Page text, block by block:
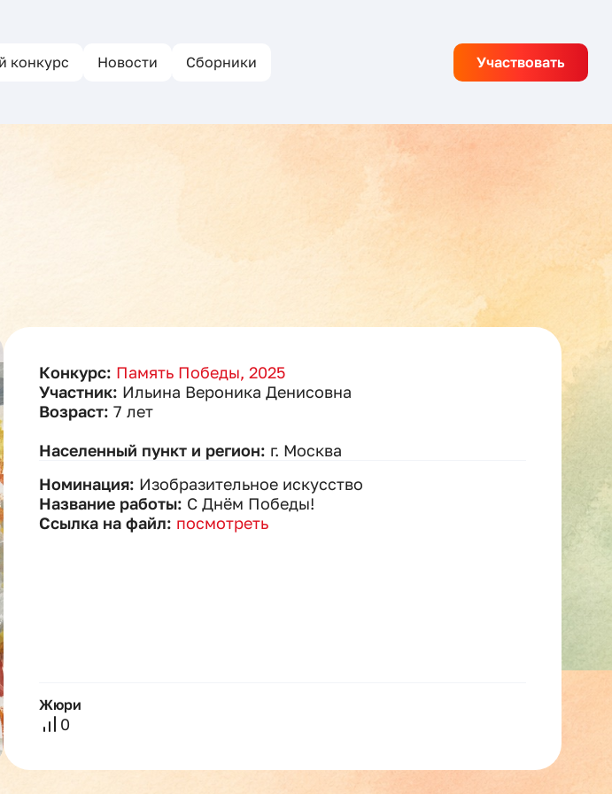
конкурс Новости Сборники Участвовать
Конкурс: Память Победы, 2025
Участник: Ильина Вероника Денисовна
Возраст: 7 лет
Населенный пункт и регион: г. Москва
Номинация: Изобразительное искусство
Название работы: С Днём Победы!
Ссылка на файл: посмотреть
Жюри
0